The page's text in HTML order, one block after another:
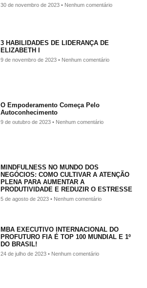
30 de novembro de 2023 Nenhum comentário
3 HABILIDADES DE LIDERANÇA DE
ELIZABETH I
9 de novembro de 2023 Nenhum comentário
O Empoderamento Começa Pelo
Autoconhecimento
9 de outubro de 2023 Nenhum comentário
MINDFULNESS NO MUNDO DOS
NEGÓCIOS: COMO CULTIVAR A ATENÇÃO
PLENA PARA AUMENTAR A
PRODUTIVIDADE E REDUZIR O ESTRESSE
5 de agosto de 2023 Nenhum comentário
MBA EXECUTIVO INTERNACIONAL DO
PROFUTURO FIA É TOP 100 MUNDIAL E 1º
DO BRASIL!
24 de julho de 2023 Nenhum comentário